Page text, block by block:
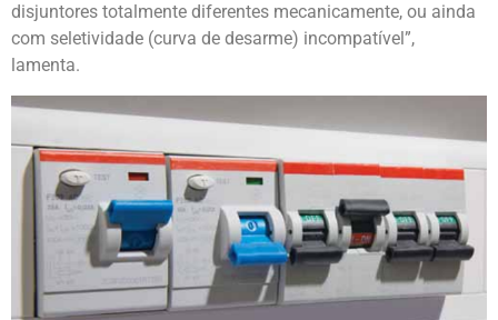
disjuntores totalmente diferentes mecanicamente, ou ainda
com seletividade (curva de desarme) incompatível”,
lamenta.